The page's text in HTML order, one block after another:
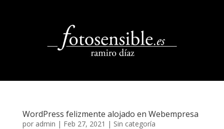
WordPress felizmente alojado en Webempresa
por admin | Feb 27, 2021 | Sin categoría